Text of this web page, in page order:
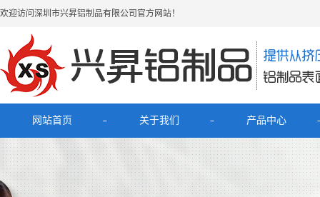
欢迎访问深圳市兴昇铝制品有限公司官方网站！
网站首页 关于我们
公司简介
联系我们
产品中心
最新产品
电子烟铝外壳